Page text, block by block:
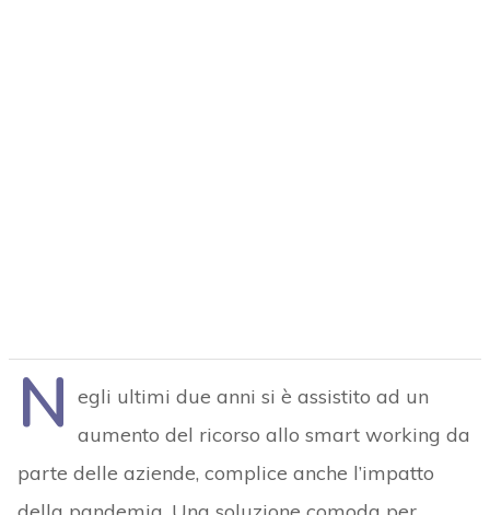
N egli ultimi due anni si è assistito ad un
aumento del ricorso allo smart working da
parte delle aziende, complice anche l’impatto